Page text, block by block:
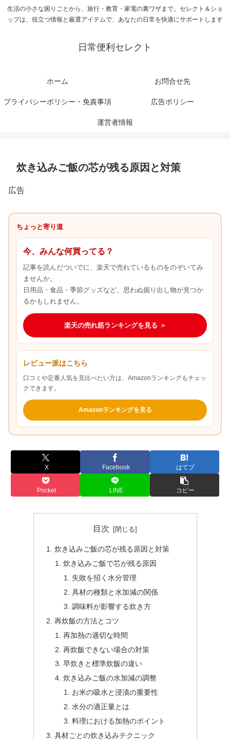
生活の小さな困りごとから、旅行・教育・家電の裏ワザまで。セレクト＆ショ
ップは、役立つ情報と厳選アイテムで、あなたの日常を快適にサポートします
日常便利セレクト
ホーム お問合せ先
プライバシーポリシー・免責事項 広告ポリシー
運営者情報
炊き込みご飯の芯が残る原因と対策
広告
ちょっと寄り道
今、みんな何買ってる？
記事を読んだついでに、楽天で売れているものをのぞいてみ
ませんか。
日用品・食品・季節グッズなど、思わぬ掘り出し物が見つか
るかもしれません。
楽天の売れ筋ランキングを見る ＞
レビュー派はこちら
口コミや定番人気を見比べたい方は、Amazonランキングもチェッ
クできます。
Amazonランキングを見る
X Facebook はてブ
Pocket LINE コピー
目次
炊き込みご飯の芯が残る原因と対策
炊き込みご飯で芯が残る原因
失敗を招く水分管理
具材の種類と水加減の関係
調味料が影響する炊き方
再炊飯の方法とコツ
再加熱の適切な時間
再炊飯できない場合の対策
早炊きと標準炊飯の違い
炊き込みご飯の水加減の調整
お米の吸水と浸漬の重要性
水分の適正量とは
料理における加熱のポイント
具材ごとの炊き込みテクニック